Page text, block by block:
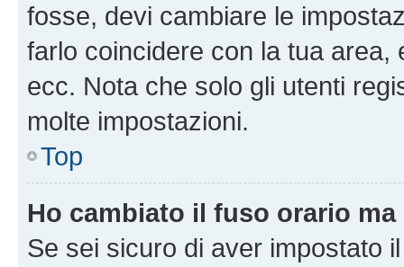
fosse, devi cambiare le
farlo coincidere con la tua area,
ecc. Nota che solo gli utenti
molte impostazioni.
Top
Ho cambiato il fuso orario ma
Se sei sicuro di aver impostato